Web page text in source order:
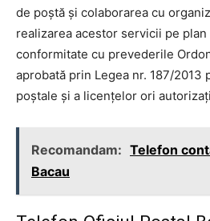
de poştă şi colaborarea cu
realizarea acestor servicii pe
conformitate cu prevederile
aprobată prin Legea nr. 187/2013
poştale şi a licenţelor ori
Recomandam: Telefon
Bacau